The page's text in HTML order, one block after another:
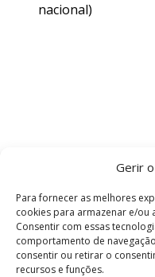
Gerir
Para fornecer as melhores
cookies para armazenar e/
Consentir com essas
comportamento de
consentir ou retirar o
recursos e funções.
nacional)